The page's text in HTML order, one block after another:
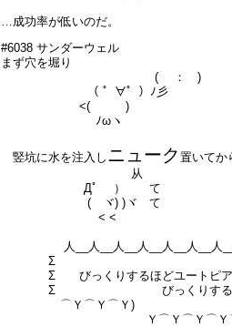
…成功率が低いのだ。
#6038 サンダーウェル
まず穴を堀り
( ： )
（ ゜∀゜）ﾉ彡
<( )
ﾉωヽ
竪坑に水を注入し ニューク置いてか
从
Дﾟ ） て
( ヾ) )ヾ て
< <
人__人__人__人__人__人__人__
Σ
Σ びっくりするほどユー
Σ びっくりするほ
⌒Ｙ⌒Ｙ
Ｙ⌒Ｙ⌒Ｙ⌒Ｙ⌒Ｙ⌒Ｙ⌒